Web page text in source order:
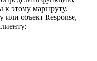
к этому маршруту.
или объект Response,